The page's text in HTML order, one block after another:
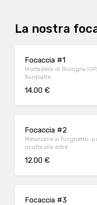
La nostra
Focaccia #1
Mortadella di Bologna
fiordilatte
14.00 €
Focaccia #2
Melanzane al funghetto,
ricotta alle erbe
12.00 €
Focaccia #3